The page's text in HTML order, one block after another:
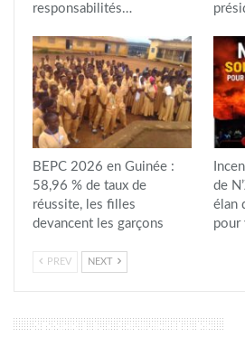
responsabilités…
BEPC 2026 en Guinée :
58,96 % de taux de
réussite, les filles
devancent les garçons
de
élan
pour
PREV NEXT
LAISSER UN COMMENTAIRE